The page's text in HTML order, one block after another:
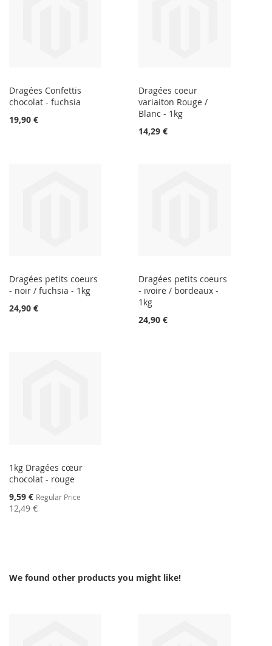
Dragées Confettis
chocolat - fuchsia
19,90 €
Dragées coeur
variaiton Rouge /
Blanc - 1kg
14,29 €
Dragées petits coeurs
- noir / fuchsia - 1kg
24,90 €
Dragées petits coeurs
- ivoire / bordeaux -
1kg
24,90 €
1kg Dragées cœur
chocolat - rouge
Special
Price
9,59 € Regular Price
12,49 €
We found other products you might like!